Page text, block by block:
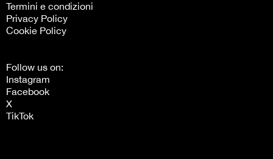
Termini e condizioni
Privacy Policy
Cookie Policy
Follow us on:
Instagram
Facebook
X
TikTok